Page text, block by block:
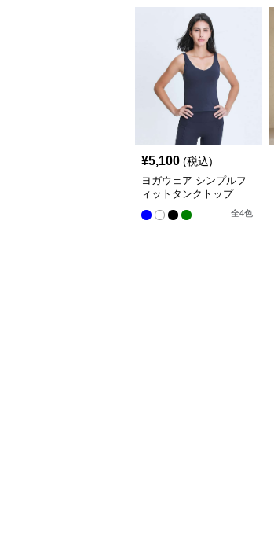
¥5,100 (税込)
ヨガウェア シンプルフ
ィットタンクトップ
全4色